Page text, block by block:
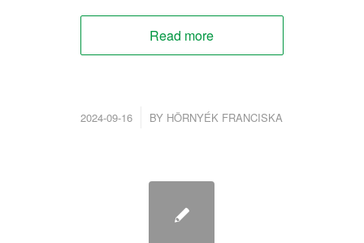
Read more
2024-09-16
/ BY HÖRNYÉK FRANCISKA